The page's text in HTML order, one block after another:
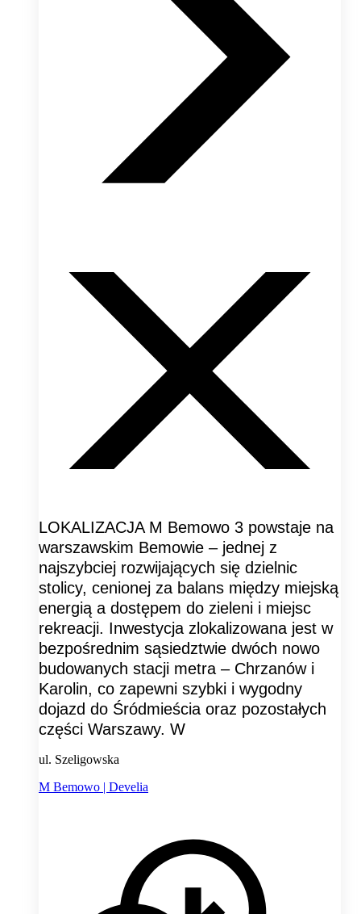
LOKALIZACJA M Bemowo 3 powstaje na
warszawskim Bemowie – jednej z
najszybciej rozwijających się dzielnic
stolicy, cenionej za balans między miejską
energią a dostępem do zieleni i miejsc
rekreacji. Inwestycja zlokalizowana jest w
bezpośrednim sąsiedztwie dwóch nowo
budowanych stacji metra – Chrzanów i
Karolin, co zapewni szybki i wygodny
dojazd do Śródmieścia oraz pozostałych
części Warszawy. W
ul. Szeligowska
M Bemowo | Develia